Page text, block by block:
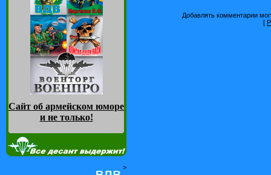
Сайт об армейском юморе
и не только!
>
Добавлять комментарии
[